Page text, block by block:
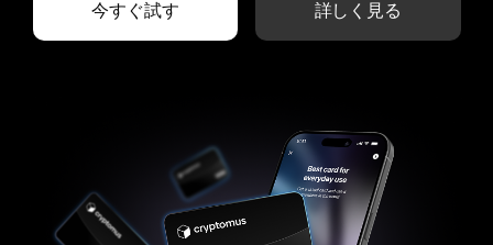
今すぐ試す 詳しく見る